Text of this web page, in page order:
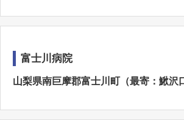
富士川病院
山梨県南巨摩郡富士川町（最寄：鰍沢